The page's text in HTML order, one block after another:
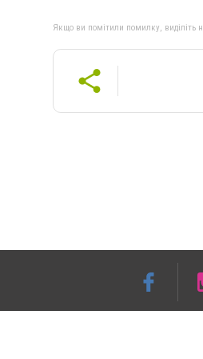
Якщо ви помітили помилку, виділіть